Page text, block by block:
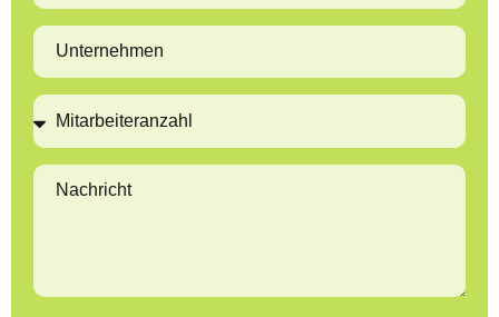
Unternehmen
Nachricht